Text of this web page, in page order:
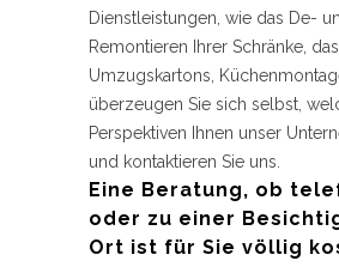
Dienstleistungen, wie das De-
Remontieren Ihrer Schränke,
Umzugskartons,
überzeugen Sie sich selbst,
Perspektiven Ihnen unser
und kontaktieren Sie uns.
Eine Beratung, ob
oder zu einer
Ort ist für Sie völlig